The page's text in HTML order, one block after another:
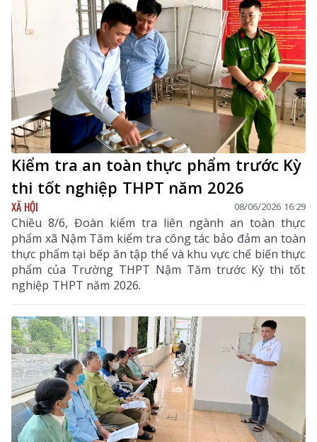
Kiểm tra an toàn thực phẩm trước Kỳ
thi tốt nghiệp THPT năm 2026
XÃ HỘI 08/06/2026 16:29
Chiều 8/6, Đoàn kiểm tra liên ngành an toàn thực
phẩm xã Nậm Tăm kiểm tra công tác bảo đảm an toàn
thực phẩm tại bếp ăn tập thể và khu vực chế biến thực
phẩm của Trường THPT Nậm Tăm trước Kỳ thi tốt
nghiệp THPT năm 2026.